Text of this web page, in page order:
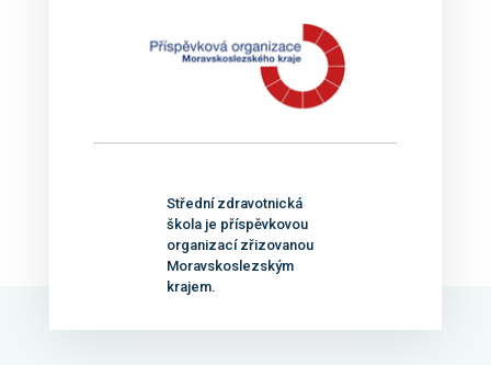
Střední zdravotnická
škola je příspěvkovou
organizací zřizovanou
Moravskoslezským
krajem.